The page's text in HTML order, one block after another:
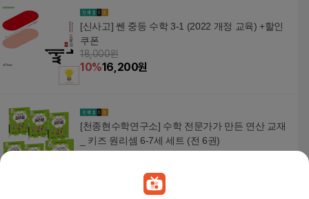
[신사고] 쎈 중등 수학 3-1 (2022 개정 교육) +할인
쿠폰
18,000원
10%16,200원
[천종현수학연구소] 수학 전문가가 만든 연산 교재
_ 키즈 원리셈 6-7세 세트 (전 6권)